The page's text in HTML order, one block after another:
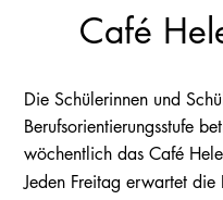
Café
Die Schülerinnen und
Berufsorientierungsstufe
wöchentlich das Café
Jeden Freitag erwartet die